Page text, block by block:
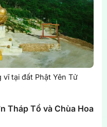
tại đất Phật Yên Tử
Tháp Tổ và Chùa Hoa